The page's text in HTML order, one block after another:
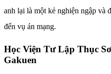
anh lại là một kẻ nghiện ngập và
đến vụ án mạng.
Học Viện Tư Lập Thục
Gakuen